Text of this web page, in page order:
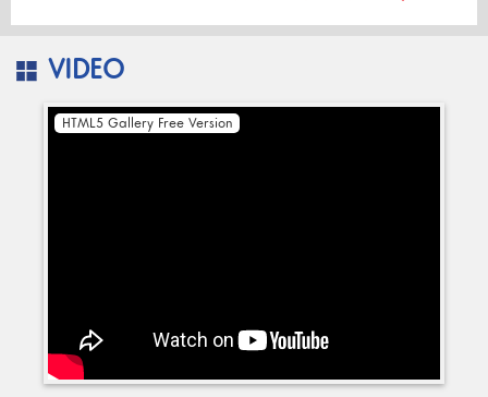
VIDEO
HTML5 Gallery Free Version